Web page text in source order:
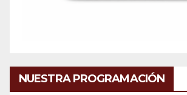
NUESTRA PROGRAMACIÓN